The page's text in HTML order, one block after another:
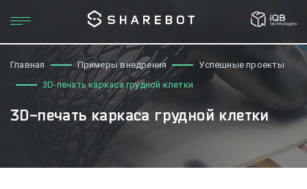
Главная Примеры внедрения
Успешные проекты
3D-печать каркаса грудной клетки
3D-печать каркаса грудной клетки